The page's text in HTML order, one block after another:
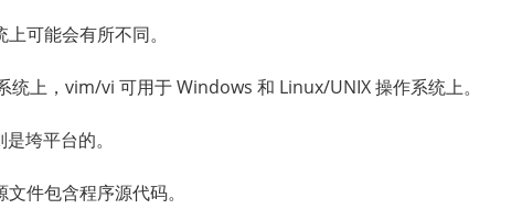
可能会有所不同。
上，vim/vi 可用于 Windows 和 Linux/UNIX 操作系统上。
垮平台的。
件包含程序源代码。